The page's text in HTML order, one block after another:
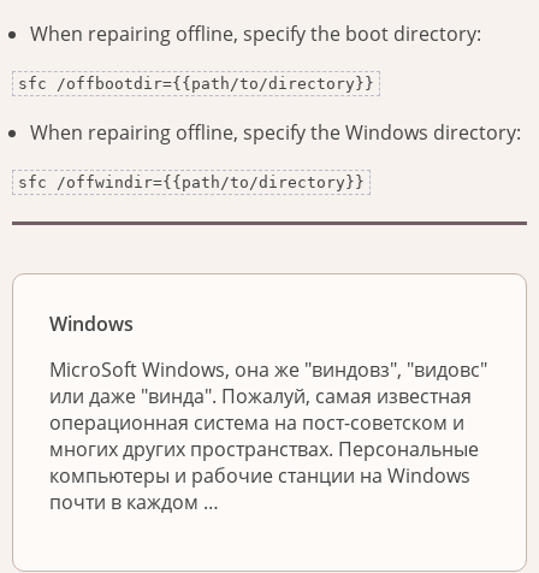
When repairing offline, specify the boot directory:
sfc /offbootdir={{path/to/directory}}
When repairing offline, specify the Windows directory:
sfc /offwindir={{path/to/directory}}
Windows
MicroSoft Windows, она же "виндовз", "видовс"
или даже "винда". Пожалуй, самая известная
операционная система на пост-советском и
многих других пространствах. Персональные
компьютеры и рабочие станции на Windows
почти в каждом …